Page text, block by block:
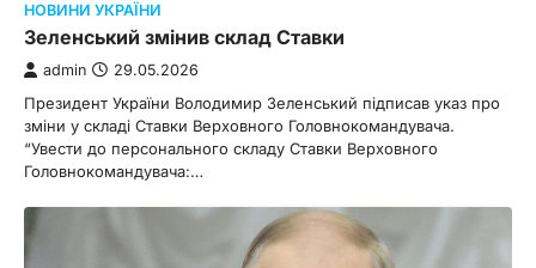
НОВИНИ УКРАЇНИ
Зеленський змінив склад Ставки
admin 29.05.2026
Президент України Володимир Зеленський підписав указ про
зміни у складі Ставки Верховного Головнокомандувача.
“Увести до персонального складу Ставки Верховного
Головнокомандувача:…